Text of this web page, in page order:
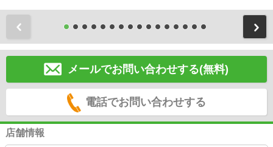
メールでお問い合わせする(無料)
電話でお問い合わせする
店舗情報